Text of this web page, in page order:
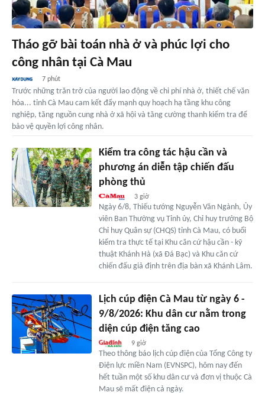
Tháo gỡ bài toán nhà ở và phúc lợi cho
công nhân tại Cà Mau
7 phút
Trước những trăn trở của người lao động về chi phí nhà ở, thiết chế văn
hóa... tỉnh Cà Mau cam kết đẩy mạnh quy hoạch hạ tầng khu công
nghiệp, tăng nguồn cung nhà ở xã hội và tăng cường thanh kiểm tra để
bảo vệ quyền lợi công nhân.
Kiểm tra công tác hậu cần và
phương án diễn tập chiến đấu
phòng thủ
3 giờ
Ngày 6/8, Thiếu tướng Nguyễn Văn Ngành, Ủy
viên Ban Thường vụ Tỉnh ủy, Chỉ huy trưởng Bộ
Chỉ huy Quân sự (CHQS) tỉnh Cà Mau, có buổi
kiểm tra thực tế tại Khu căn cứ hậu cần - kỹ
thuật Khánh Hà (xã Đá Bạc) và Khu căn cứ
chiến đấu giả định trên địa bàn xã Khánh Lâm.
Lịch cúp điện Cà Mau từ ngày 6 -
9/8/2026: Khu dân cư nằm trong
diện cúp điện tăng cao
9 giờ
Theo thông báo lịch cúp điện của Tổng Công ty
Điện lực miền Nam (EVNSPC), hôm nay đến
hết tuần một số khu dân cư và đơn vị thuộc Cà
Mau sẽ mất điện cả ngày.